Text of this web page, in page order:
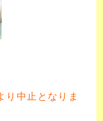
中止となりま